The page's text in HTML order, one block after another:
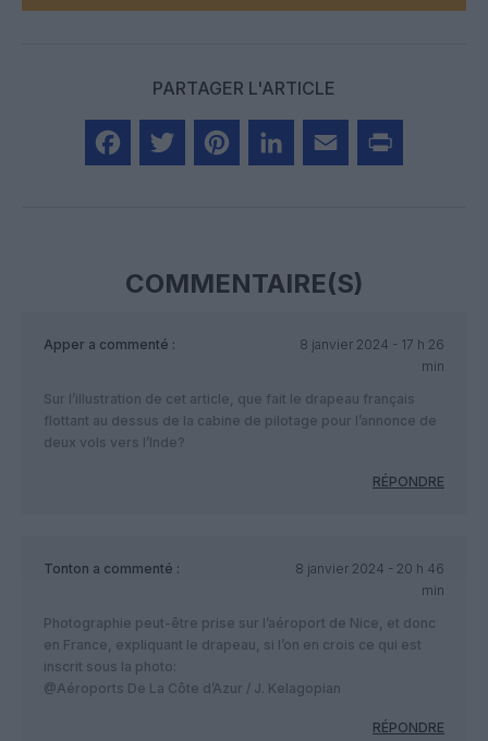
PARTAGER L'ARTICLE
COMMENTAIRE(S)
Apper a commenté :
8 janvier 2024 - 17 h 26
min
Sur l’illustration de cet article, que fait le drapeau français
flottant au dessus de la cabine de pilotage pour l’annonce de
deux vols vers l’Inde?
RÉPONDRE
Tonton a commenté :
8 janvier 2024 - 20 h 46
min
Photographie peut-être prise sur l’aéroport de Nice, et donc
en France, expliquant le drapeau, si l’on en crois ce qui est
inscrit sous la photo:
@Aéroports De La Côte d’Azur / J. Kelagopian
RÉPONDRE